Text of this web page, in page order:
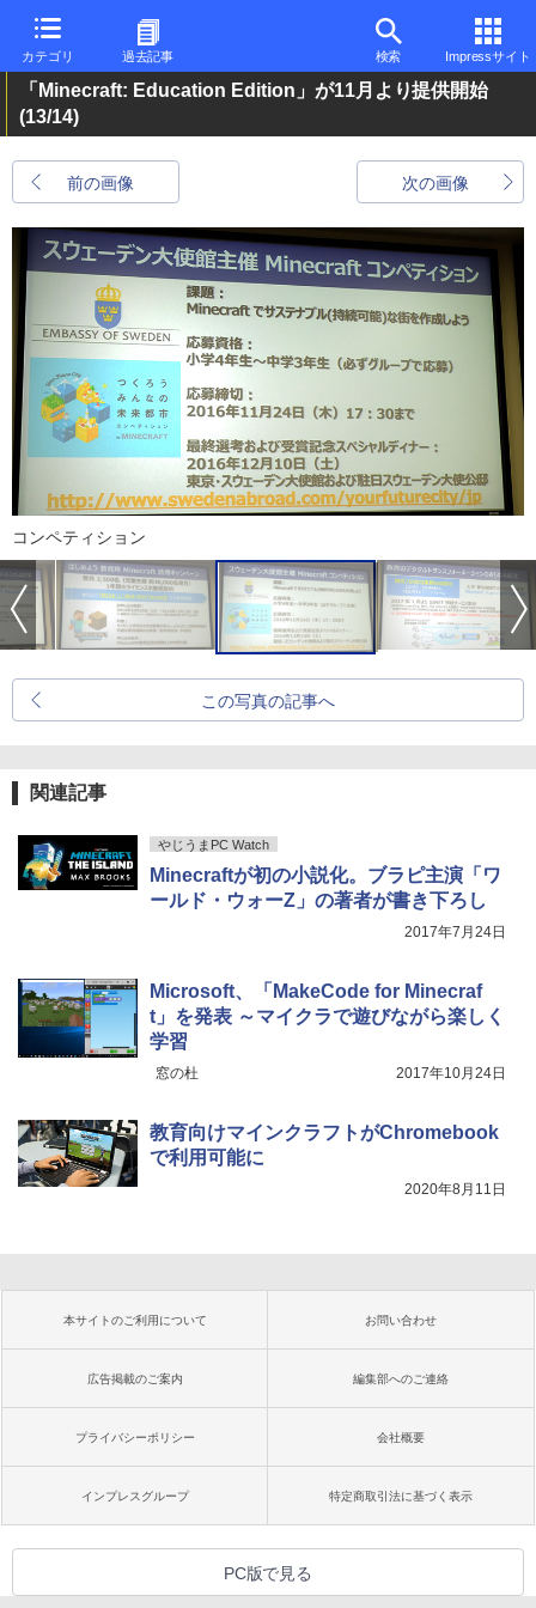
カテゴリ 過去記事 検索 Impressサイト
「Minecraft: Education Edition」が11月より提供開始
(13/14)
前の画像 次の画像
コンペティション
この写真の記事へ
関連記事
やじうまPC Watch
Minecraftが初の小説化。ブラピ主演「ワ
ールド・ウォーZ」の著者が書き下ろし
2017年7月24日
Microsoft、「MakeCode for Minecraf
t」を発表 ～マイクラで遊びながら楽しく
学習
窓の杜 2017年10月24日
教育向けマインクラフトがChromebook
で利用可能に
2020年8月11日
本サイトのご利用について お問い合わせ
広告掲載のご案内 編集部へのご連絡
プライバシーポリシー 会社概要
インプレスグループ 特定商取引法に基づく表示
PC版で見る